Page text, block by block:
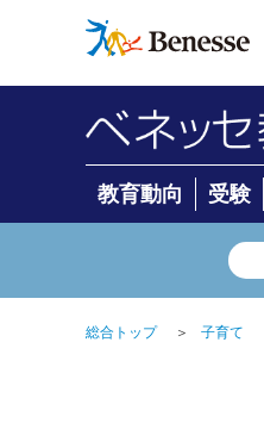
教育動向 受験
総合トップ ＞ 子育て